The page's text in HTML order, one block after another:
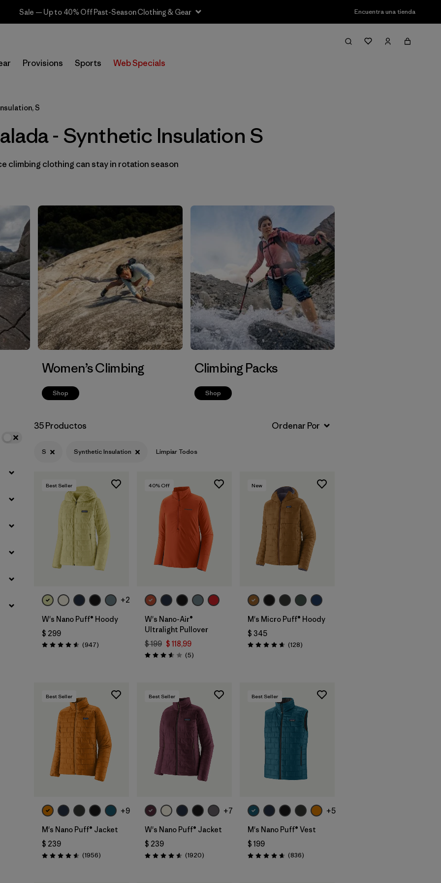
Sale — Up to 40% Off Past-Season Clothing & Gear Encuentra una tienda
Provisions Sports Web Specials
Filter & Sort
Selecciona una tienda
Filtrar por
Price
Filtrar por
Size 1
Filtrar por
Fit
Filtrar por
Materials & Fabric
S
- Synthetic Insulation S
climbing clothing can stay in rotation season
Women’s Climbing
Shop
Climbing Packs
Shop
35 Productos
S Synthetic Insulation Limpiar Todos
Best Seller
+2
W's Nano Puff® Hoody
$ 299
Valoración: 4.6 / 5
(947Comentarios
)
40% Off
W's Nano-Air®
Ultralight Pullover
$ 199 $ 118,99
Valoración: 3.6 / 5
(5Comentarios
)
New
M's Micro Puff® Hoody
$ 345
Valoración: 4.6 / 5
(128Comentarios
)
Best Seller
+9
M's Nano Puff® Jacket
$ 239
Valoración: 4.6 / 5
(1956Comentarios
)
Best Seller
+7
W's Nano Puff® Jacket
$ 239
Valoración: 4.6 / 5
(1920Comentarios
)
Best Seller
+5
M's Nano Puff® Vest
$ 199
Valoración: 4.7 / 5
(836Comentarios
)